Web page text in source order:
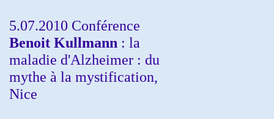
5.07.2010 Conférence
Benoit Kullmann : la
maladie d'Alzheimer : du
mythe à la mystification,
Nice